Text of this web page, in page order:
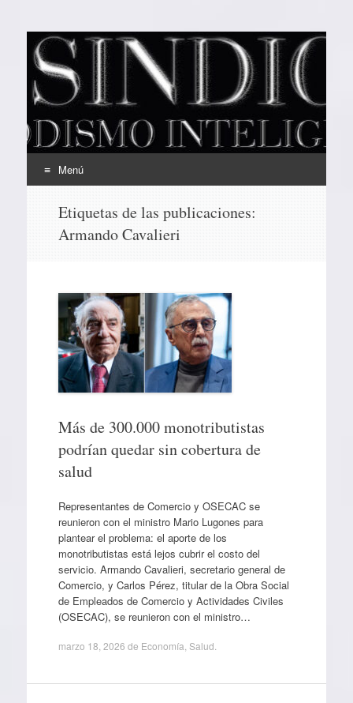
EL SINDICAL
Periodismo Inteligente
Menú
contenido
Etiquetas de las publicaciones:
Armando Cavalieri
Más de 300.000 monotributistas
podrían quedar sin cobertura de
salud
Representantes de Comercio y OSECAC se
reunieron con el ministro Mario Lugones para
plantear el problema: el aporte de los
monotributistas está lejos cubrir el costo del
servicio. Armando Cavalieri, secretario general de
Comercio, y Carlos Pérez, titular de la Obra Social
de Empleados de Comercio y Actividades Civiles
(OSECAC), se reunieron con el ministro…
marzo 18, 2026 de Economía Salud